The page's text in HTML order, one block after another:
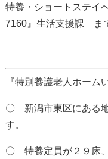
特養・ショートステイ
7160』生活支援課 ま
『特別養護老人ホーム
〇 新潟市東区にある
す。
〇 特養定員が２９床